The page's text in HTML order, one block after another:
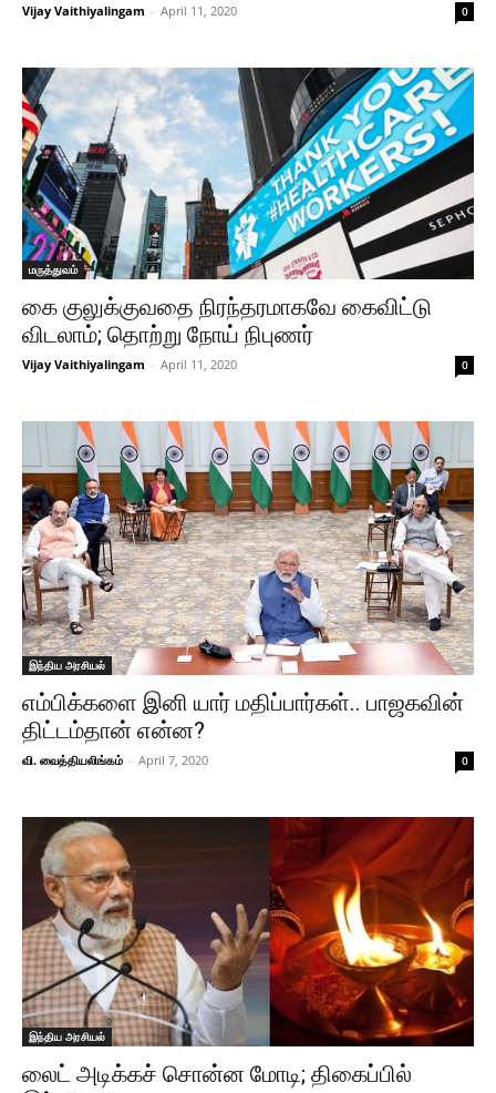
Vijay Vaithiyalingam - April 11, 2020 0
மருத்துவம்
கை குலுக்குவதை நிரந்தரமாகவே கைவிட்டு
விடலாம்; தொற்று நோய் நிபுணர்
Vijay Vaithiyalingam - April 11, 2020 0
இந்திய அரசியல்
எம்பிக்களை இனி யார் மதிப்பார்கள்.. பாஜகவின்
திட்டம்தான் என்ன?
வி. வைத்தியலிங்கம் - April 7, 2020 0
இந்திய அரசியல்
லைட் அடிக்கச் சொன்ன மோடி; திகைப்பில்